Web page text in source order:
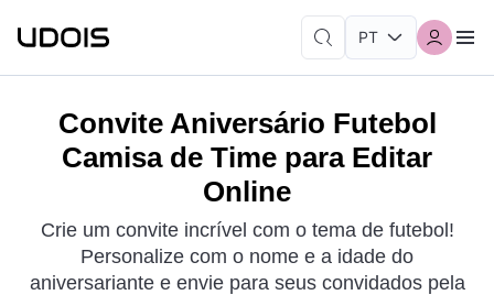
Convite Aniversário Futebol
Camisa de Time para Editar
Online
Crie um convite incrível com o tema de futebol!
Personalize com o nome e a idade do
aniversariante e envie para seus convidados pela